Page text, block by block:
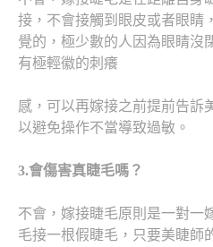
接，不會接觸到眼皮或者眼睛
覺的，極少數的人因為眼睛沒
有極輕徽的刺癢
感，可以再嫁接之前提前告訴
以避免操作不當導致過敏。
3.會傷害真睫毛嗎？
不會，嫁接睫毛原則是一對一
毛接一根假睫毛，只要美睫師